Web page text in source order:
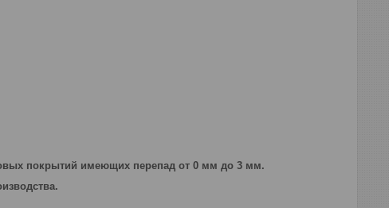
покрытий имеющих перепад от 0 мм до 3 мм.